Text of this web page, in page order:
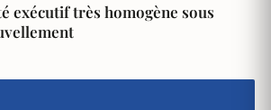
exécutif très homogène sous